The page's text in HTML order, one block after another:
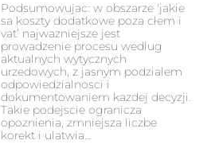
Podsumowujac: w obszarze 'jakie
sa koszty dodatkowe poza cłem i
vat’ najwazniejsze jest
prowadzenie procesu wedlug
aktualnych wytycznych
urzedowych, z jasnym podzialem
odpowiedzialnosci i
dokumentowaniem kazdej decyzji.
Takie podejscie ogranicza
opoznienia, zmniejsza liczbe
korekt i ulatwia…